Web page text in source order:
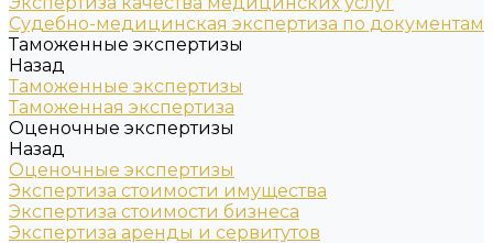
Судебно-медицинская экспертиза по документам
Таможенные экспертизы
Назад
Таможенные экспертизы
Таможенная экспертиза
Оценочные экспертизы
Назад
Оценочные экспертизы
Экспертиза стоимости имущества
Экспертиза стоимости бизнеса
Экспертиза аренды и сервитутов